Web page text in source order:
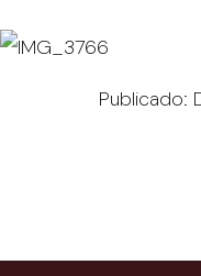
IMG_3766
Publicado: